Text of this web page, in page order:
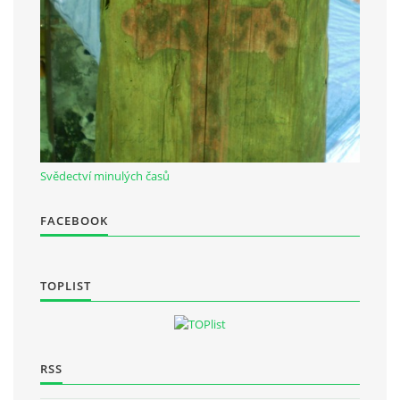
Občanská vzdělávací jednota "Komenský" v Choceradech z.s.
Chocerady 4
257 24 Chocerady
IČ: 498 28 614
Kontaktní osoba:
Svědectví minulých časů
FACEBOOK
TOPLIST
RSS